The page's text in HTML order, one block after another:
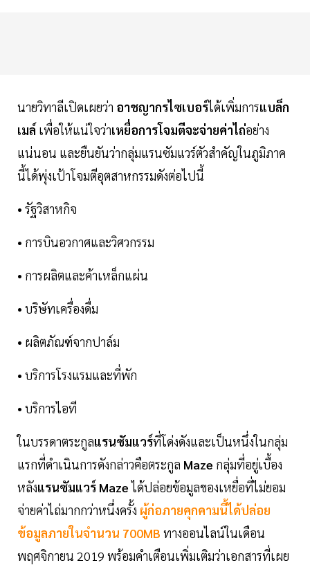
นายวิทาลีเปิดเผยว่า อาชญากรไซเบอร์ได้เพิ่มการแบล็ก
เมล์ เพื่อให้แน่ใจว่าเหยื่อการโจมตีจะจ่ายค่าไถ่อย่าง
แน่นอน และยืนยันว่ากลุ่มแรนซัมแวร์ตัวสำคัญในภูมิภาค
นี้ได้พุ่งเป้าโจมตีอุตสาหกรรมดังต่อไปนี้
• รัฐวิสาหกิจ
• การบินอวกาศและวิศวกรรม
• การผลิตและค้าเหล็กแผ่น
• บริษัทเครื่องดื่ม
• ผลิตภัณฑ์จากปาล์ม
• บริการโรงแรมและที่พัก
• บริการไอที
ในบรรดาตระกูลแรนซัมแวร์ที่โด่งดังและเป็นหนึ่งในกลุ่ม
แรกที่ดำเนินการดังกล่าวคือตระกูล Maze กลุ่มที่อยู่เบื้อง
หลังแรนซัมแวร์ Mazeได้ปล่อยข้อมูลของเหยื่อที่ไม่ยอม
จ่ายค่าไถ่มากกว่าหนึ่งครั้ง ผู้ก่อภายคุกคามนี้ได้ปล่อย
ข้อมูลภายในจำนวน 700MB ทางออนไลน์ในเดือน
พฤศจิกายน 2019 พร้อมคำเตือนเพิ่มเติมว่าเอกสารที่เผย